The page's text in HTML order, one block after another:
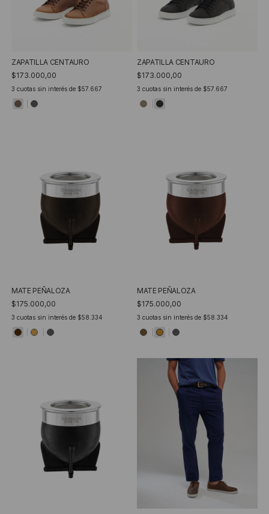
ZAPATILLA CENTAURO
$173.000,00
3 cuotas sin interés de $57.667
ZAPATILLA CENTAURO
$173.000,00
3 cuotas sin interés de $57.667
MATE PEÑALOZA
$175.000,00
3 cuotas sin interés de $58.334
MATE PEÑALOZA
$175.000,00
3 cuotas sin interés de $58.334